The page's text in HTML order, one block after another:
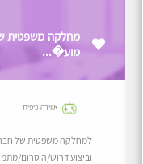
מחלקה משפטית
מוע�...
אווירה כיפית
למחלקה משפטית של חברת
וביצוע דרוש/ה טרום/